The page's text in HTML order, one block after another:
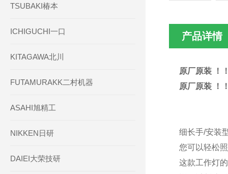
TSUBAKI椿本
ICHIGUCHI一口
KITAGAWA北川
FUTAMURAKK二村机器
ASAHI旭精工
NIKKEN日研
DAIEI大荣技研
产品详情
原厂原装 ！
原厂原装 ！
细长手/安装
您可以轻松
这款工作灯